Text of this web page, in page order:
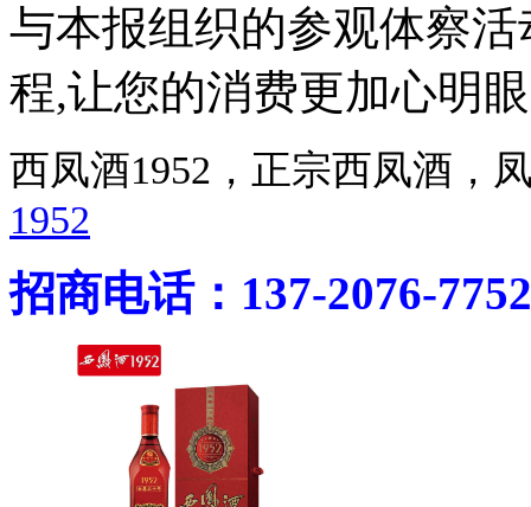
与本报组织的参观体察
程,让您的消费更加心明
西凤酒1952，正宗西凤酒
1952
招商电话：137-2076-7752